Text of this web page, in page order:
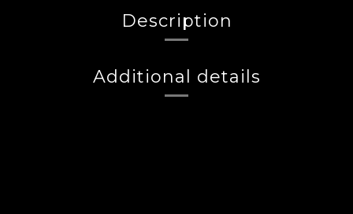
Description
Additional details